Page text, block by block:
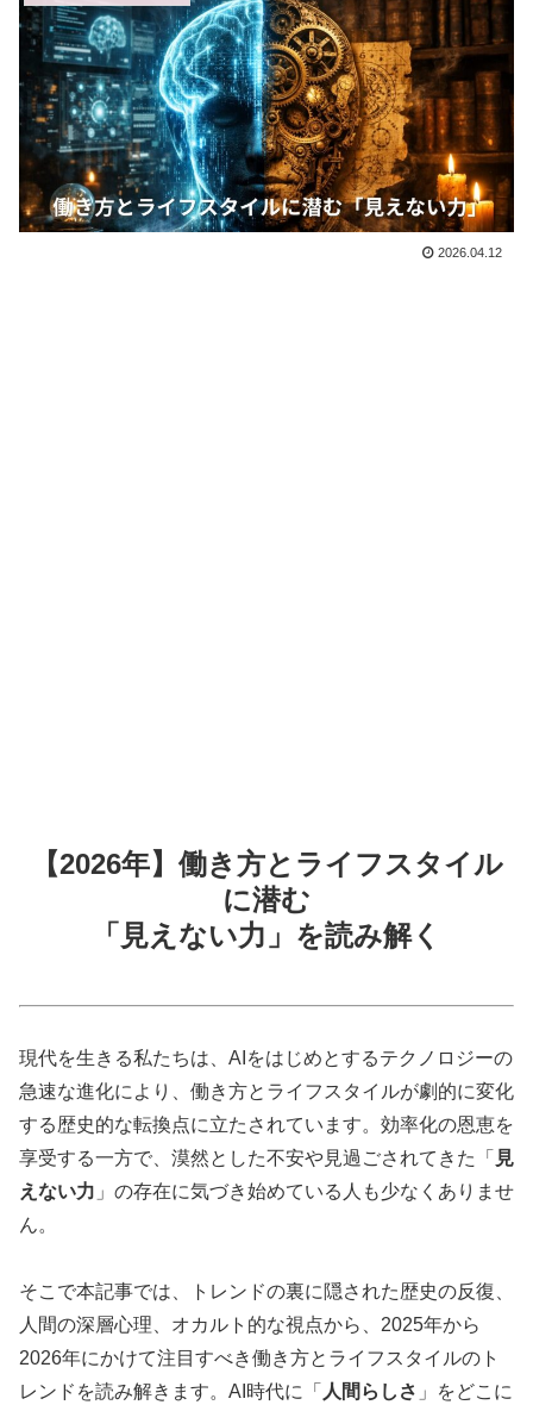
2026.04.12
【2026年】働き方とライフスタイル
に潜む
「見えない力」を読み解く
現代を生きる私たちは、AIをはじめとするテクノロジーの
急速な進化により、働き方とライフスタイルが劇的に変化
する歴史的な転換点に立たされています。効率化の恩恵を
享受する一方で、漠然とした不安や見過ごされてきた「 見
えない力 」の存在に気づき始めている人も少なくありませ
ん。
そこで本記事では、トレンドの裏に隠された歴史の反復、
人間の深層心理、オカルト的な視点から、2025年から
2026年にかけて注目すべき働き方とライフスタイルのト
レンドを読み解きます。AI時代に「 人間らしさ 」をどこに